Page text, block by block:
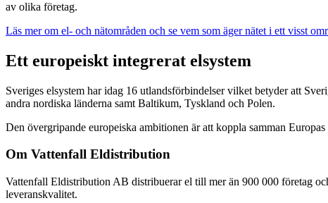
av olika företag.
Läs mer om el- och nätområden och se vem som äger nätet i ett visst
Ett europeiskt integrerat elsystem
Sveriges elsystem har idag 16 utlandsförbindelser vilket betyder att
andra nordiska länderna samt Baltikum, Tyskland och Polen.
Den övergripande europeiska ambitionen är att koppla samman
Om Vattenfall Eldistribution
Vattenfall Eldistribution AB distribuerar el till mer än 900 000 företag
leveranskvalitet.